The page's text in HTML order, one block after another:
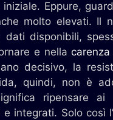
Eppure,
molto elevati. Il
disponibili,
e nella
decisivo, la
quindi, non è
ripensare ai
e integrati. Solo